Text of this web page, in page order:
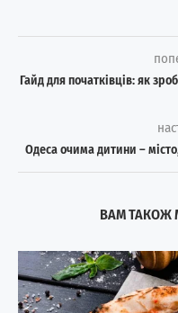
Гайд для початківців: як
Одеса очима дитини –
ВАМ ТАКОЖ